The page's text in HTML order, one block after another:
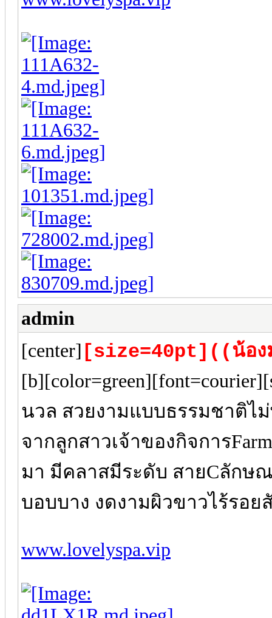
admin
[center] [size=40pt]((น้อ
นวล สวยงามแบบธรรมชาติไ
จากลูกสาวเจ้าของกิจการ
มา มีคลาสมีระดับ สายCลักษ
บอบบาง งดงามผิวขาวไร้รอ
www.lovelyspa.vip